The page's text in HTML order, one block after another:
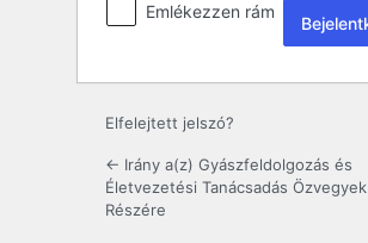
Emlékezzen rám
Elfelejtett jelszó?
← Irány a(z) Gyászfeldolgozás és
Életvezetési Tanácsadás Özvegyek
Részére